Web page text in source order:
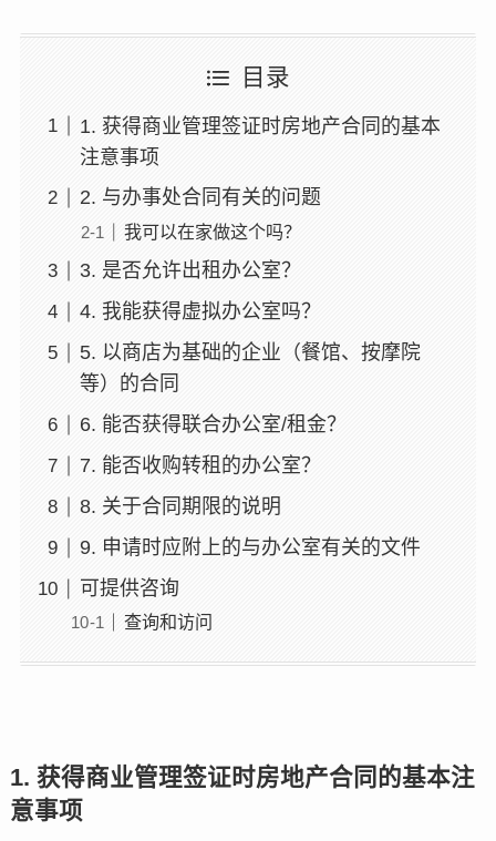
目录
1. 获得商业管理签证时房地产合同的基本
注意事项
2. 与办事处合同有关的问题
我可以在家做这个吗？
3. 是否允许出租办公室？
4. 我能获得虚拟办公室吗？
5. 以商店为基础的企业（餐馆、按摩院
等）的合同
6. 能否获得联合办公室/租金？
7. 能否收购转租的办公室？
8. 关于合同期限的说明
9. 申请时应附上的与办公室有关的文件
可提供咨询
查询和访问
1. 获得商业管理签证时房地产合同的基本注
意事项